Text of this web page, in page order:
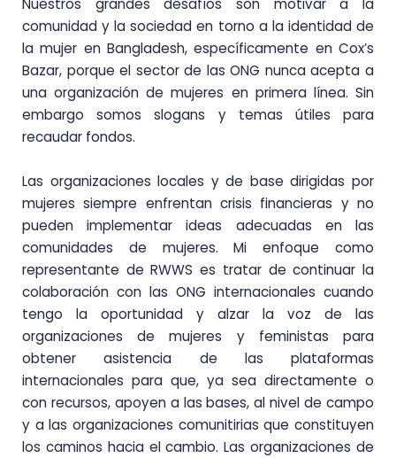
Nuestros grandes desafíos son motivar a la
comunidad y la sociedad en torno a la identidad de
la mujer en Bangladesh, específicamente en Cox’s
Bazar, porque el sector de las ONG nunca acepta a
una organización de mujeres en primera línea. Sin
embargo somos slogans y temas útiles para
recaudar fondos.
Las organizaciones locales y de base dirigidas por
mujeres siempre enfrentan crisis financieras y no
pueden implementar ideas adecuadas en las
comunidades de mujeres. Mi enfoque como
representante de RWWS es tratar de continuar la
colaboración con las ONG internacionales cuando
tengo la oportunidad y alzar la voz de las
organizaciones de mujeres y feministas para
obtener asistencia de las plataformas
internacionales para que, ya sea directamente o
con recursos, apoyen a las bases, al nivel de campo
y a las organizaciones comunitirias que constituyen
los caminos hacia el cambio. Las organizaciones de